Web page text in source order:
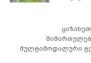
მულტიმოდალური